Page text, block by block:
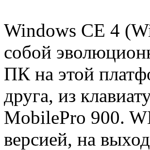
Windows CE 4
собой
ПК на этой
друга, из
MobilePro 900.
версией, на